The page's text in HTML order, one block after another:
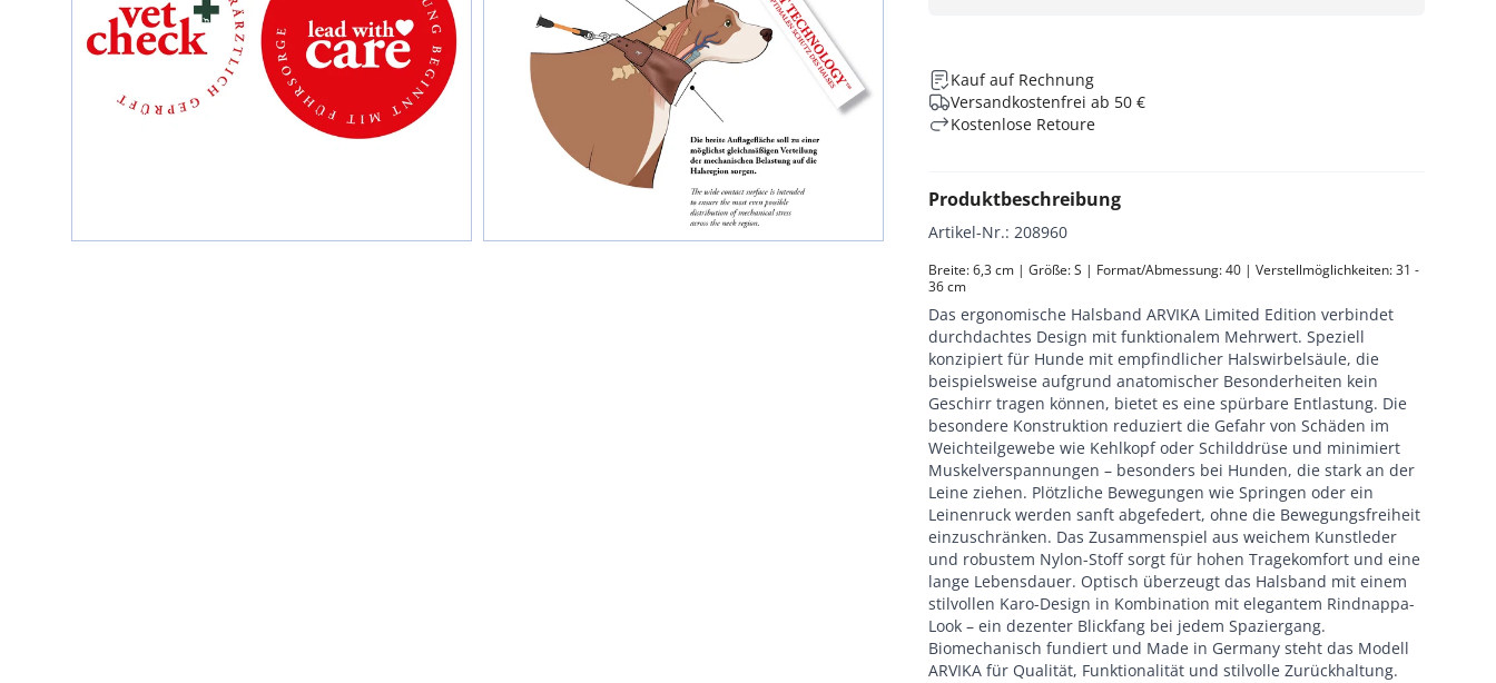
Kauf auf Rechnung
Versandkostenfrei ab 50 €
Kostenlose Retoure
Produktbeschreibung
Artikel-Nr.: 208960
Breite: 6,3 cm | Größe: S | Format/Abmessung: 40 | Verstellmöglichkeiten: 31 -
36 cm
Das ergonomische Halsband ARVIKA Limited Edition verbindet
durchdachtes Design mit funktionalem Mehrwert. Speziell
konzipiert für Hunde mit empfindlicher Halswirbelsäule, die
beispielsweise aufgrund anatomischer Besonderheiten kein
Geschirr tragen können, bietet es eine spürbare Entlastung. Die
besondere Konstruktion reduziert die Gefahr von Schäden im
Weichteilgewebe wie Kehlkopf oder Schilddrüse und minimiert
Muskelverspannungen – besonders bei Hunden, die stark an der
Leine ziehen. Plötzliche Bewegungen wie Springen oder ein
Leinenruck werden sanft abgefedert, ohne die Bewegungsfreiheit
einzuschränken. Das Zusammenspiel aus weichem Kunstleder
und robustem Nylon-Stoff sorgt für hohen Tragekomfort und eine
lange Lebensdauer. Optisch überzeugt das Halsband mit einem
stilvollen Karo-Design in Kombination mit elegantem Rindnappa-
Look – ein dezenter Blickfang bei jedem Spaziergang.
Biomechanisch fundiert und Made in Germany steht das Modell
ARVIKA für Qualität, Funktionalität und stilvolle Zurückhaltung.